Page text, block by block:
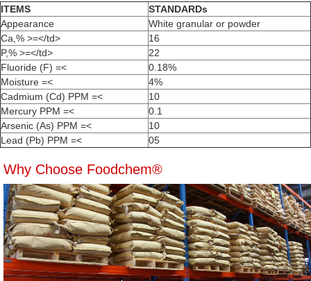
ITEMS
STANDARDs
Appearance
White granular or powder
Ca,% >=</td>
16
P,% >=</td>
22
Fluoride (F) =<
0.18%
Moisture =<
4%
Cadmium (Cd) PPM =<
10
Mercury PPM =<
0.1
Arsenic (As) PPM =<
10
Lead (Pb) PPM =<
05
Why Choose Foodchem®